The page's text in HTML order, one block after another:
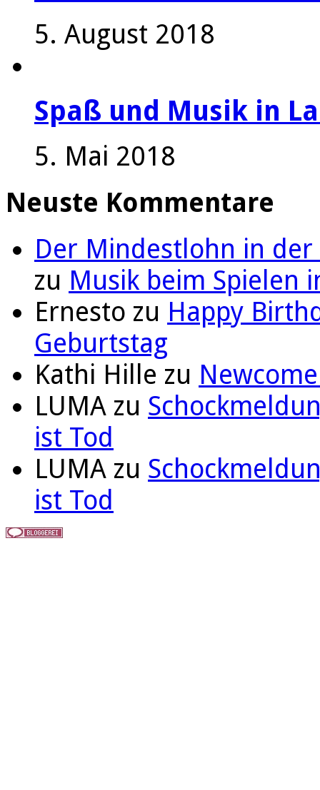
5. August 2018
Spaß und Musik in
5. Mai 2018
Neuste Kommentare
Der Mindestlohn in der
zu Musik beim Spielen
Ernesto zu Happy
Geburtstag
Kathi Hille zu
LUMA zu
ist Tod
LUMA zu
ist Tod